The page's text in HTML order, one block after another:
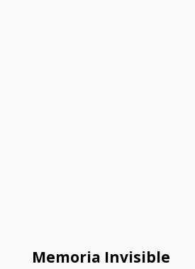
Memoria Invisible